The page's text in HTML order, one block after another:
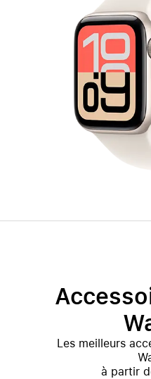
Les meilleurs
à partir